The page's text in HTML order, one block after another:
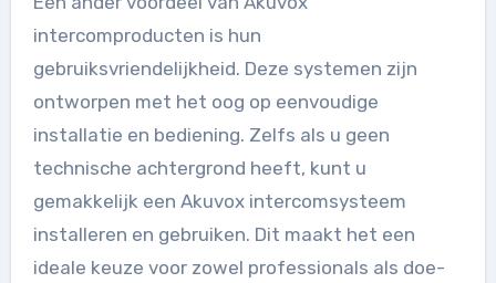
intercomproducten is hun
gebruiksvriendelijkheid. Deze systemen zijn
ontworpen met het oog op eenvoudige
installatie en bediening. Zelfs als u geen
technische achtergrond heeft, kunt u
gemakkelijk een Akuvox intercomsysteem
installeren en gebruiken. Dit maakt het een
ideale keuze voor zowel professionals als doe-